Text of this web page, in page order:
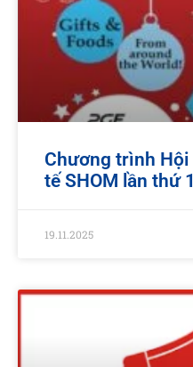
Chương trình
tế SHOM lần thứ
19.11.2025